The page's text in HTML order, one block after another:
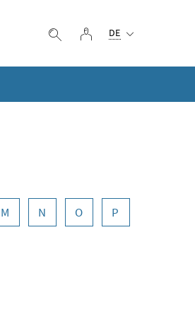
Suche einblenden
Login
DE
M N O P